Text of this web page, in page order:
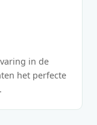
in de
het perfecte